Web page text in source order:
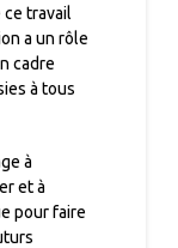
ce travail
a un rôle
cadre
à tous
à
et à
pour faire